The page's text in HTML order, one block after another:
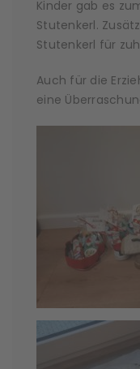
Kinder gab es
Stutenkerl.
Stutenkerl für
Auch für die
eine